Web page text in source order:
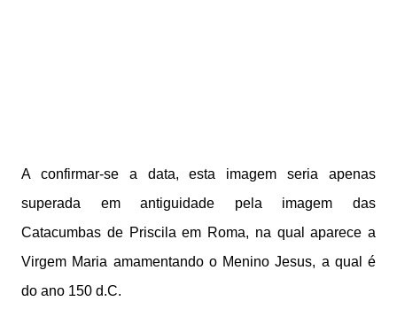
A confirmar-se a data, esta imagem seria apenas
superada em antiguidade pela imagem das
Catacumbas de Priscila em Roma, na qual aparece a
Virgem Maria amamentando o Menino Jesus, a qual é
do ano 150 d.C.